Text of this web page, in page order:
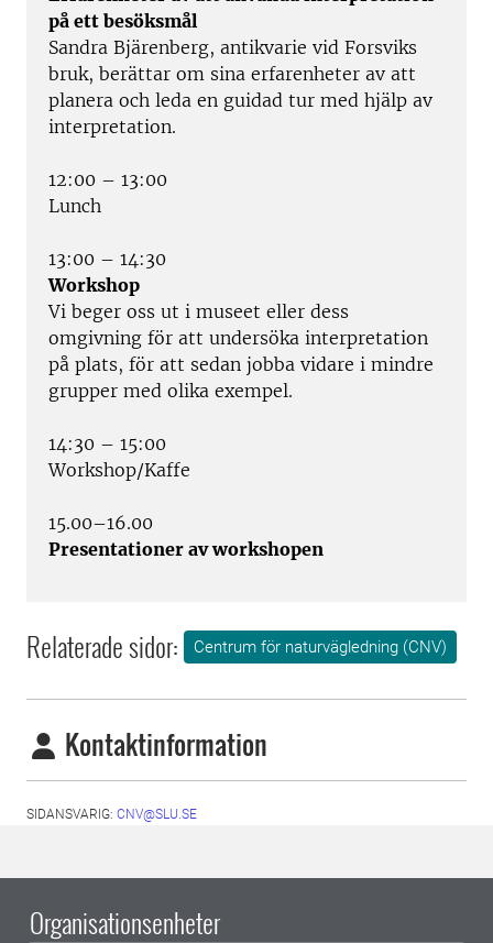
på ett besöksmål
Sandra Bjärenberg, antikvarie vid Forsviks
bruk, berättar om sina erfarenheter av att
planera och leda en guidad tur med hjälp av
interpretation.
12:00 – 13:00
Lunch
13:00 – 14:30
Workshop
Vi beger oss ut i museet eller dess
omgivning för att undersöka interpretation
på plats, för att sedan jobba vidare i mindre
grupper med olika exempel.
14:30 – 15:00
Workshop/Kaffe
15.00–16.00
Presentationer av workshopen
Relaterade sidor: Centrum för naturvägledning (CNV)
Kontaktinformation
SIDANSVARIG: CNV@SLU.SE
Organisationsenheter